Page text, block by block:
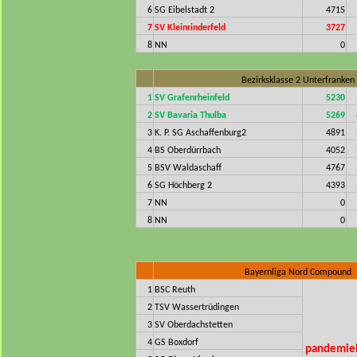
6 SG Eibelstadt 2 4715
7 SV Kleinrinderfeld 3727
8 NN 0
Bezirksklasse 2 Unterfranken
1 SV Grafenrheinfeld 5230
2 SV Bavaria Thulba 5269
3 K. P. SG Aschaffenburg2 4891
4 BS Oberdürrbach 4052
5 BSV Waldaschaff 4767
6 SG Höchberg 2 4393
7 NN
0
8 NN 0
Bayernliga Nord Compound
1 BSC Reuth
2 TSV Wassertrüdingen
3 SV Oberdachstetten
4 GS Boxdorf